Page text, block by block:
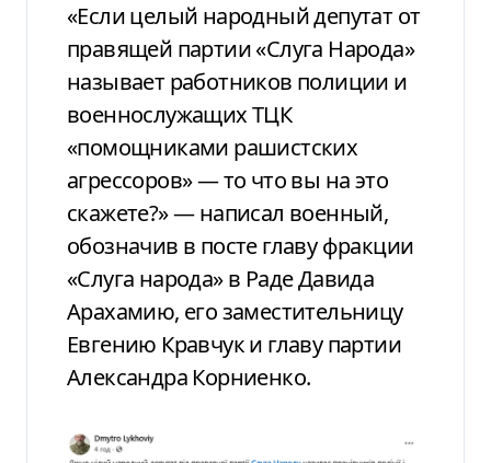
«Если целый народный депутат от
правящей партии «Слуга Народа»
называет работников полиции и
военнослужащих ТЦК
«помощниками рашистских
агрессоров» — то что вы на это
скажете?» — написал военный,
обозначив в посте главу фракции
«Слуга народа» в Раде Давида
Арахамию, его заместительницу
Евгению Кравчук и главу партии
Александра Корниенко.